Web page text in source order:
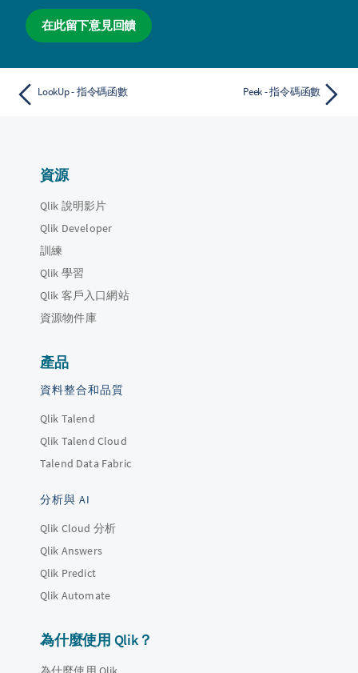
在此留下意見回饋
LookUp - 指令碼函數 Peek - 指令碼函數
資源
Qlik 說明影片
Qlik Developer
訓練
Qlik 學習
Qlik 客戶入口網站
資源物件庫
產品
資料整合和品質
Qlik Talend
Qlik Talend Cloud
Talend Data Fabric
分析與 AI
Qlik Cloud 分析
Qlik Answers
Qlik Predict
Qlik Automate
為什麼使用 Qlik？